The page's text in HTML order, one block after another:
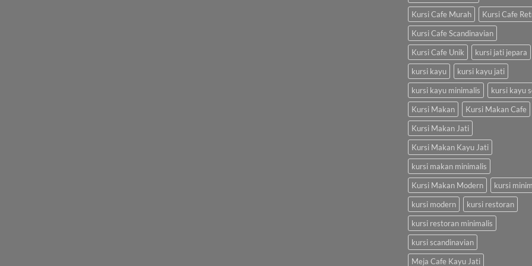
Kursi Cafe Murah
Kursi Cafe
Kursi Cafe Scandinavian
Kursi Cafe Unik
kursi jati jepara
kursi kayu
kursi kayu jati
kursi kayu minimalis
kursi kayu
Kursi Makan
Kursi Makan Cafe
Kursi Makan Jati
Kursi Makan Kayu Jati
kursi makan minimalis
Kursi Makan Modern
kursi
kursi modern
kursi restoran
kursi restoran minimalis
kursi scandinavian
Meja Cafe Kayu Jati